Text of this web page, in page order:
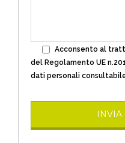
Acconsento al
del Regolamento UE
dati personali